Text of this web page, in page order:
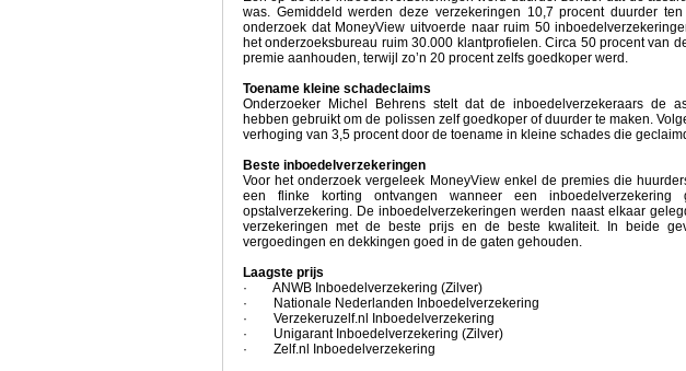
was. Gemiddeld werden deze verzekeringen 10,7 procent duurder
onderzoek dat MoneyView uitvoerde naar ruim 50
het onderzoeksbureau ruim 30.000 klantprofielen. Circa 50 procent van
premie aanhouden, terwijl zo’n 20 procent zelfs goedkoper werd.
Toename kleine schadeclaims
Onderzoeker Michel Behrens stelt dat de inboedelverzekeraars de
hebben gebruikt om de polissen zelf goedkoper of duurder te maken.
verhoging van 3,5 procent door de toename in kleine schades die
Beste inboedelverzekeringen
Voor het onderzoek vergeleek MoneyView enkel de premies die
een flinke korting ontvangen wanneer een inboedelverzekering
opstalverzekering. De inboedelverzekeringen werden naast elkaar
verzekeringen met de beste prijs en de beste kwaliteit. In beide
vergoedingen en dekkingen goed in de gaten gehouden.
Laagste prijs
· ANWB Inboedelverzekering (Zilver)
· Nationale Nederlanden Inboedelverzekering
· Verzekeruzelf.nl Inboedelverzekering
· Unigarant Inboedelverzekering (Zilver)
· Zelf.nl Inboedelverzekering